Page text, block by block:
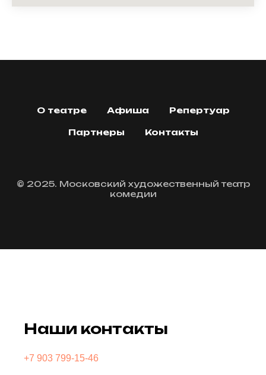
О театре Афиша Репертуар
Партнеры Контакты
© 2025. Московский художественный театр
комедии
Наши контакты
+7 903 799-15-46